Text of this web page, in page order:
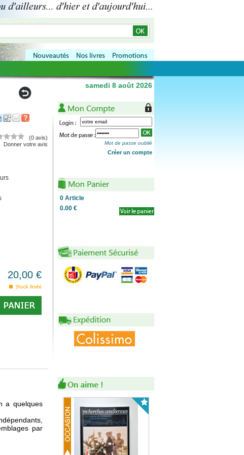
(0 avis)
Donner votre avis
20,00 €
a quelques
par
Mot de passe oublié
Créer un compte
0 Article
0.00 €
samedi 8 août 2026